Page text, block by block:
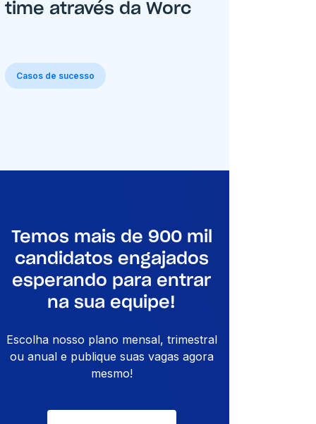
Casos de sucesso
time através da Worc
Temos mais de 900 mil
candidatos engajados
esperando para entrar
na sua equipe!
Escolha nosso plano mensal, trimestral
ou anual e publique suas vagas agora
mesmo!